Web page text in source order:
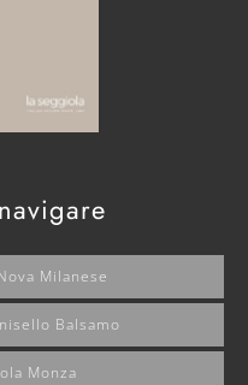
Milanese
Balsamo
Monza